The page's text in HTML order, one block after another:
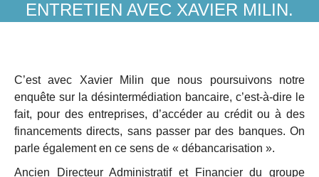
ENTRETIEN AVEC XAVIER MILIN.
C’est avec Xavier Milin que nous poursuivons notre
enquête sur la désintermédiation bancaire, c’est-à-dire le
fait, pour des entreprises, d’accéder au crédit ou à des
financements directs, sans passer par des banques. On
parle également en ce sens de « débancarisation ».
Ancien Directeur Administratif et Financier du groupe